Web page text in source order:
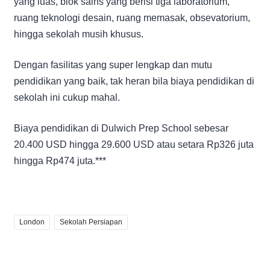
ruang teknologi desain, ruang memasak, obsevatorium,
hingga sekolah musih khusus.
Dengan fasilitas yang super lengkap dan mutu
pendidikan yang baik, tak heran bila biaya pendidikan di
sekolah ini cukup mahal.
Biaya pendidikan di Dulwich Prep School sebesar
20.400 USD hingga 29.600 USD atau setara Rp326 juta
hingga Rp474 juta.***
London Sekolah Persiapan